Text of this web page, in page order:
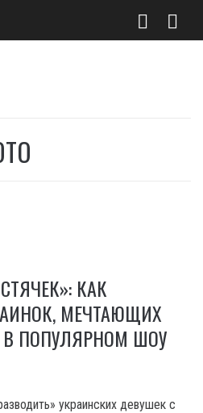
КАК
МЕЧТАЮЩИХ
В ПОПУЛЯРНОМ ШОУ
украинских девушек с